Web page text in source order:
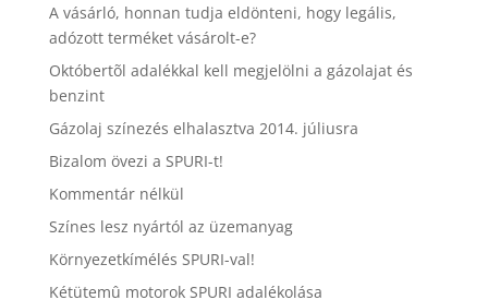
A vásárló, honnan tudja eldönteni, hogy legális,
adózott terméket vásárolt-e?
Októbertõl adalékkal kell megjelölni a gázolajat és
benzint
Gázolaj színezés elhalasztva 2014. júliusra
Bizalom övezi a SPURI-t!
Kommentár nélkül
Színes lesz nyártól az üzemanyag
Környezetkímélés SPURI-val!
Kétütemû motorok SPURI adalékolása